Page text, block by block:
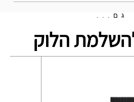
גם...
הלוק